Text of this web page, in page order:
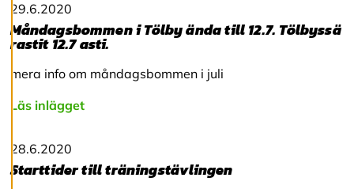
o
o
k
i
e
s
v
i
29.6.2020
Måndagsbommen i Tölby ända till 12.7. Tölbyssä
rastit 12.7 asti.
mera info om måndagsbommen i juli
Läs inlägget
28.6.2020
Starttider till träningstävlingen